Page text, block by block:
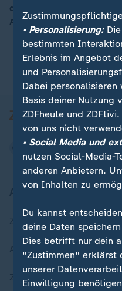
das Beste für eine
Alexander Schweitzer,
Zuletzt veröffentlicht
Aktuelle Sendungs-
ZDFheute Stories
• Personalisierung:Die
bestimmten
Erlebnis im Angebot
und
Dabei
Basis deiner Nutzung
ZDFheute und
von uns nicht
• Social Media und
nutzen Social-Media-
anderen Anbietern.
von Inhalten zu
Du kannst
deine Daten
Dies betrifft nur dein
"Zustimmen" erklärst
unserer
Einwilligung